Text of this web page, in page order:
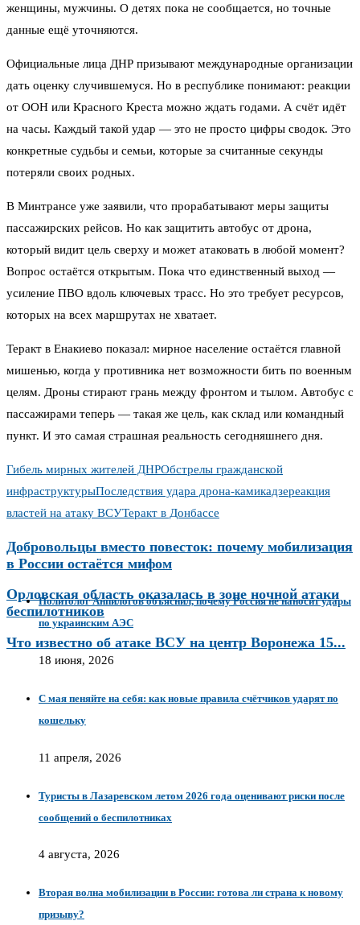
женщины, мужчины. О детях пока не сообщается, но точные
данные ещё уточняются.
Официальные лица ДНР призывают международные организации
дать оценку случившемуся. Но в республике понимают: реакции
от ООН или Красного Креста можно ждать годами. А счёт идёт
на часы. Каждый такой удар — это не просто цифры сводок. Это
конкретные судьбы и семьи, которые за считанные секунды
потеряли своих родных.
В Минтрансе уже заявили, что прорабатывают меры защиты
пассажирских рейсов. Но как защитить автобус от дрона,
который видит цель сверху и может атаковать в любой момент?
Вопрос остаётся открытым. Пока что единственный выход —
усиление ПВО вдоль ключевых трасс. Но это требует ресурсов,
которых на всех маршрутах не хватает.
Теракт в Енакиево показал: мирное население остаётся главной
мишенью, когда у противника нет возможности бить по военным
целям. Дроны стирают грань между фронтом и тылом. Автобус с
пассажирами теперь — такая же цель, как склад или командный
пункт. И это самая страшная реальность сегодняшнего дня.
Гибель мирных жителей ДНРОбстрелы гражданской
инфраструктурыПоследствия удара дрона-камикадзереакция
властей на атаку ВСУТеракт в Донбассе
Добровольцы вместо повесток: почему мобилизация
в России остаётся мифом
Орловская область оказалась в зоне ночной атаки
беспилотников
Что известно об атаке ВСУ на центр Воронежа 15...
Политолог Анпилогов объяснил, почему Россия не наносит удары
по украинским АЭС
18 июня, 2026
С мая пеняйте на себя: как новые правила счётчиков ударят по
кошельку
11 апреля, 2026
Туристы в Лазаревском летом 2026 года оценивают риски после
сообщений о беспилотниках
4 августа, 2026
Вторая волна мобилизации в России: готова ли страна к новому
призыву?